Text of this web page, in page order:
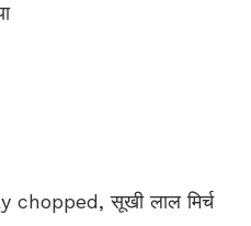
सूखी लाल मिर्च